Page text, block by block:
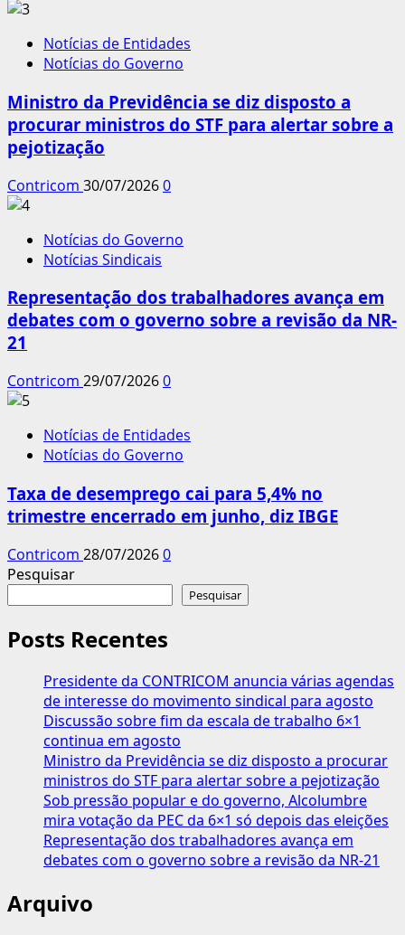
Notícias de Entidades
Notícias do Governo
Ministro da Previdência se diz disposto a
procurar ministros do STF para alertar sobre a
pejotização
Contricom 30/07/20260
Notícias do Governo
Notícias Sindicais
Representação dos trabalhadores avança em
debates com o governo sobre a revisão da NR-
21
Contricom 29/07/20260
Notícias de Entidades
Notícias do Governo
Taxa de desemprego cai para 5,4% no
trimestre encerrado em junho, diz IBGE
Contricom 28/07/20260
Pesquisar
Pesquisar
Posts Recentes
Presidente da CONTRICOM anuncia várias agendas
de interesse do movimento sindical para agosto
Discussão sobre fim da escala de trabalho 6×1
continua em agosto
Ministro da Previdência se diz disposto a procurar
ministros do STF para alertar sobre a pejotização
Sob pressão popular e do governo, Alcolumbre
mira votação da PEC da 6×1 só depois das eleições
Representação dos trabalhadores avança em
debates com o governo sobre a revisão da NR-21
Arquivo